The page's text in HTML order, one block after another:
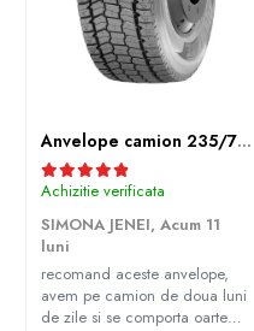
Anvelope camion 235/75R17.5 143/141J(144F) Westlake WDA2 TL M+S 3PMSF
Achizitie verificata
SIMONA JENEI, Acum 11
luni
recomand aceste anvelope,
avem pe camion de doua luni
de zile si se comporta oarte